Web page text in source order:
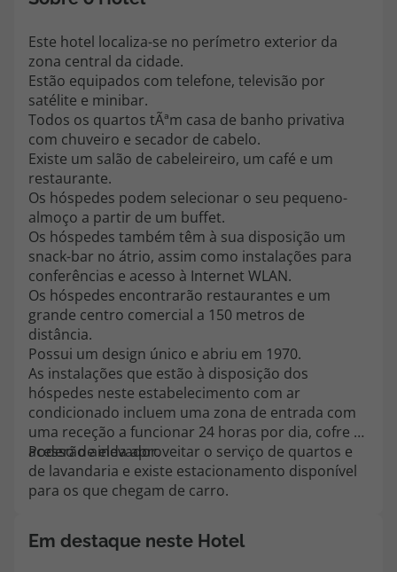
218 925 471
Custo de uma chamada para a rede fixa nacional.
A sua agência de viagens Top Atlântico tem a preocupação de estar
sempre mais perto de si, para maior comodidade e total facilidade
na marcação das suas viagens, tem ainda ao seu dispor o nosso call
center a funcionar todos os dias úteis das 10:00 às 20:00 e Sábado
das 10:00 às 14:00.
topatlantico@topatlantico.com
Este hotel localiza-se no perímetro exterior da
zona central da cidade.
Estão equipados com telefone, televisão por
satélite e minibar.
Todos os quartos tÃªm casa de banho privativa
com chuveiro e secador de cabelo.
Existe um salão de cabeleireiro, um café e um
restaurante.
Os hóspedes podem selecionar o seu pequeno-
almoço a partir de um buffet.
Os hóspedes também têm à sua disposição um
snack-bar no átrio, assim como instalações para
conferências e acesso à Internet WLAN.
Os hóspedes encontrarão restaurantes e um
grande centro comercial a 150 metros de
distância.
Possui um design único e abriu em 1970.
As instalações que estão à disposição dos
hóspedes neste estabelecimento com ar
condicionado incluem uma zona de entrada com
uma receção a funcionar 24 horas por dia, cofre e
acesso de elevador.
Poderão ainda aproveitar o serviço de quartos e
de lavandaria e existe estacionamento disponível
para os que chegam de carro.
Em destaque neste Hotel